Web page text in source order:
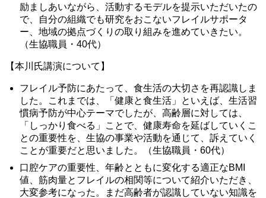
励ましあいながら、活動するモデルを提示いただいたの
で、自分の組織でも研究をおこないフレイルサポータ
ー、地域の拠点づくりの取り組みを進めていきたい。
（生協職員・40代）
【本川氏講演について】
フレイル予防にあたって、食生活の大切さを再認識しま
した。これまでは、「健康と食生活」といえば、生活習
慣病予防が中心テーマでしたが、高齢層に対しては、
「しっかり食べる」ことで、健康寿命を延ばしていくこ
との重要性を、生協の事業や活動を通じて、訴えていく
ことが重要だと思いました。（生協職員・60代）
口腔ケアの重要性、年齢とともに変化する適正なBMI
値、筋肉量とフレイルの相関等について紹介いただき、
大変参考になった。まだ高齢者が認識していない知識を